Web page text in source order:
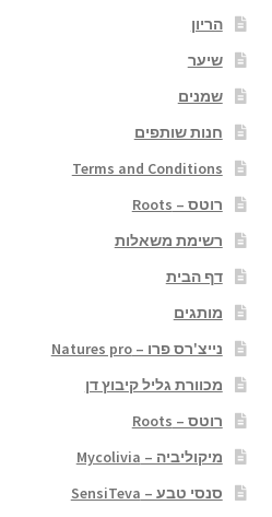
הריון
שיער
שמנים
חנות שותפים
Terms and Conditions
רוטס – Roots
רשימת משאלות
דף הבית
מותגים
נייצ'רס פרו – Natures pro
מכוורת גליל קיבוץ דן
רוטס – Roots
מיקוליביה – Mycolivia
סנסי טבע – SensiTeva